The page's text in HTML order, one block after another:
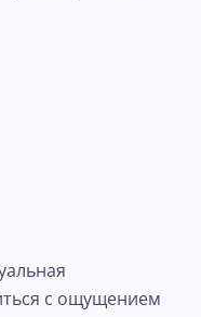
с ощущением